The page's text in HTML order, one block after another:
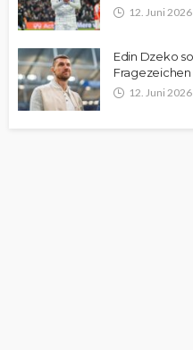
12. Juni 2026
Edin Dzeko
Fragezeichen
12. Juni 2026